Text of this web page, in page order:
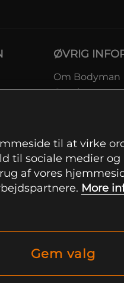
og
ØVRIG
Om Bodyman
Gavekort
til at virke
til sociale medier og
af vores
More
Gem valg